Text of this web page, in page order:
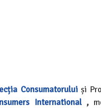
Consumatoruluiși
International,